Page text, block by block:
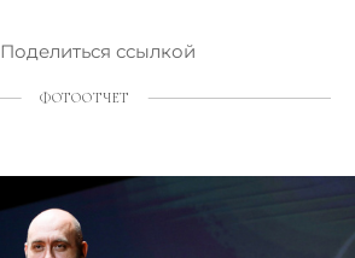
Поделиться ссылкой
ФОТООТЧЕТ